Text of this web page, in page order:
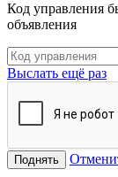
Код управления
объявления
Выслать ещё раз
Поднять